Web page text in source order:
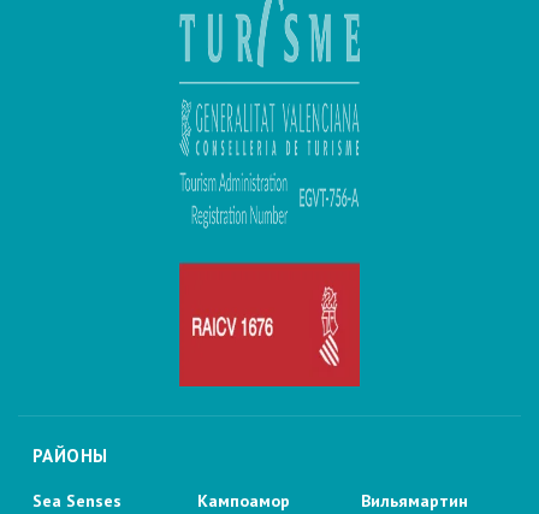
РАЙОНЫ
Sea Senses
Кампоамор
Вильямартин